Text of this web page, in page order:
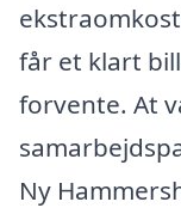
får et klart
forvente. At
Ny